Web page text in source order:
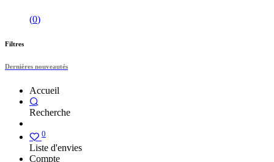
(0)
Filtres
Dernières nouveautés
Accueil
Recherche
0
Liste d'envies
Compte